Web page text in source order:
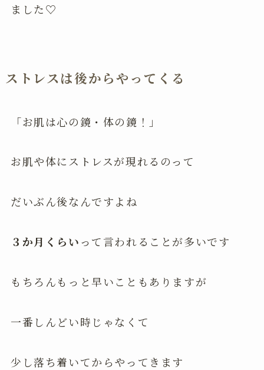
ました♡
ストレスは後からやってくる
「お肌は心の鏡・体の鏡！」
お肌や体にストレスが現れるのって
だいぶん後なんですよね
３か月くらいって言われることが多いです
もちろんもっと早いこともありますが
一番しんどい時じゃなくて
少し落ち着いてからやってきます